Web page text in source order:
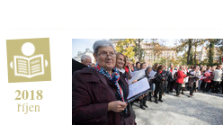
2018
říjen